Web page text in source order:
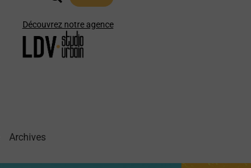
Découvrez notre agence
Archives